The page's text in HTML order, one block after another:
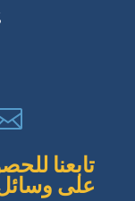
تابعنا
على